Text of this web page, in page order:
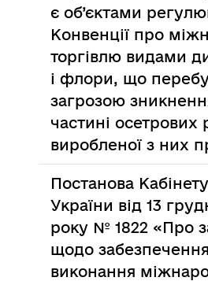
є об’єктами
Конвенції про
торгівлю видами
і флори, що
загрозою
частині осетрових
виробленої з них
Постанова
України від 13
року № 1822 «Про
щодо забезпечення
виконання